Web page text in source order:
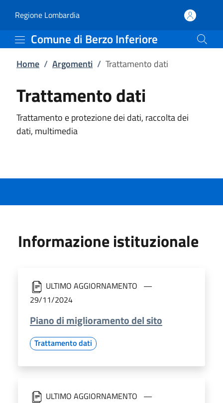
Trattamento dati |
Regione Lombardia(apre in un'altra scheda).
Comune di Berzo Inferiore
Home / Argomenti / Trattamento dati
Trattamento dati
Trattamento e protezione dei dati, raccolta dei
dati, multimedia
Informazione istituzionale
ULTIMO AGGIORNAMENTO
29/11/2024
Piano di miglioramento del sito
Trattamento dati
ULTIMO AGGIORNAMENTO